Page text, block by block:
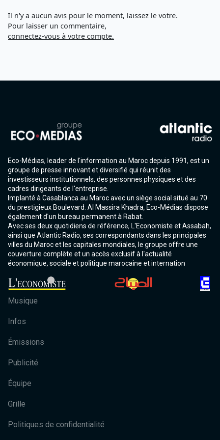
Il n'y a aucun avis pour le moment, laissez le votre.
Pour laisser un commentaire,
connectez-vous à votre compte.
Eco-Médias, leader de l'information au Maroc depuis 1991, est un
groupe de presse innovant et diversifié qui réunit des
investisseurs institutionnels, des personnes physiques et des
cadres dirigeants de l'entreprise.
Implanté à Casablanca au Maroc avec un siège social situé au 70
du prestigieux Boulevard. Al Massira Khadra, Eco-Médias dispose
également d'un bureau permanent à Rabat.
Avec ses deux quotidiens de référence, L'Economiste et Assabah,
ainsi que Atlantic Radio, ses correspondants dans les principales
villes du Maroc et les capitales mondiales, le groupe offre une
couverture complète et un accès exclusif à l'actualité
économique, sociale et politique marocaine et internation
Musique
Infos
Émissions
Publicité
Équipe
Grille
Politiques de confidentialité